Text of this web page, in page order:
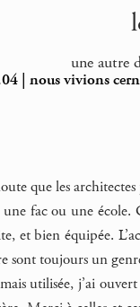
une autre
| nous vivions
que les
une fac ou une
et bien équipée.
sont toujours un
utilisée, j’ai